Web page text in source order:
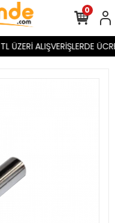
ÜZERİ ALIŞVERİŞLERDE
0